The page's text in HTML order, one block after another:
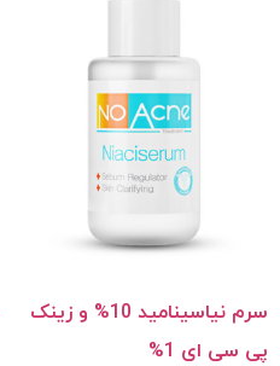
سرم نیاسینامید 10% و زینک
پی سی ای 1%